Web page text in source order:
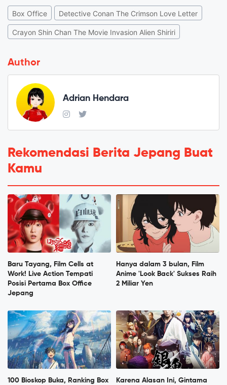
Box Office Detective Conan The Crimson Love Letter
Crayon Shin Chan The Movie Invasion Alien Shiriri
Author
Adrian Hendara
Rekomendasi Berita Jepang Buat
Kamu
Baru Tayang, Film Cells at
Work! Live Action Tempati
Posisi Pertama Box Office
Jepang
Hanya dalam 3 bulan, Film
Anime 'Look Back' Sukses Raih
2 Miliar Yen
100 Bioskop Buka, Ranking Box
Karena Alasan Ini, Gintama